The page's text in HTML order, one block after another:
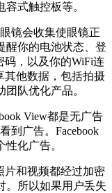
式触控板等。
镜会收集使眼镜正
醒你的电池状态、登
码，以及你的WiFi连
其他数据，包括拍摄
队优化产品。
View都是无广告
到广告。Facebook
化广告。
和视频都经过加密
。所以如果用户丢失